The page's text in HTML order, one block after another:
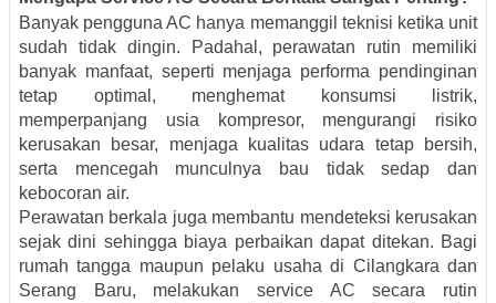
Banyak pengguna AC hanya memanggil teknisi ketika unit
sudah tidak dingin. Padahal, perawatan rutin memiliki
banyak manfaat, seperti menjaga performa pendinginan
tetap optimal, menghemat konsumsi listrik,
memperpanjang usia kompresor, mengurangi risiko
kerusakan besar, menjaga kualitas udara tetap bersih,
serta mencegah munculnya bau tidak sedap dan
kebocoran air.
Perawatan berkala juga membantu mendeteksi kerusakan
sejak dini sehingga biaya perbaikan dapat ditekan. Bagi
rumah tangga maupun pelaku usaha di Cilangkara dan
Serang Baru, melakukan service AC secara rutin